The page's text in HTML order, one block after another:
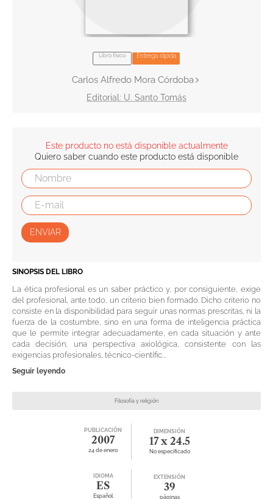
Libro físico Entrega rápida
Carlos Alfredo Mora Córdoba
U. Santo Tomás
Este producto no está disponible actualmente
Quiero saber cuando este producto está disponible
ENVIAR
SINOPSIS DEL LIBRO
La ética profesional es un saber práctico y, por consiguiente, exige
del profesional, ante todo, un criterio bien formado. Dicho criterio no
consiste en la disponibilidad para seguir unas normas prescritas, ni la
fuerza de la costumbre, sino en una forma de inteligencia práctica
que le permite integrar adecuadamente, en cada situación y ante
cada decisión, una perspectiva axiológica, consistente con las
exigencias profesionales, técnico-científic...
Seguir leyendo
Filosofía y religión
PUBLICACIÓN
2007
24 de enero
DIMENSIÓN
17 x 24.5
No especificado
IDIOMA
ES
Español
EXTENSIÓN
39
páginas